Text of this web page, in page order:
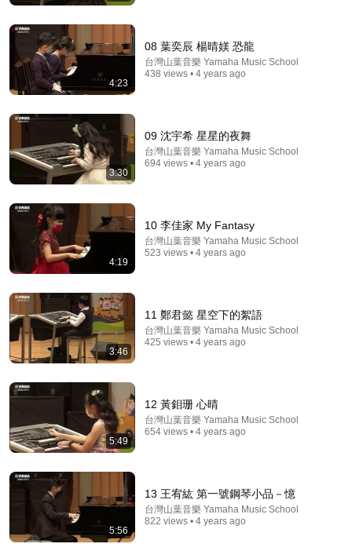
曾仕強：總是「凌晨3-5點」自然醒的人，不是失眠！
是你的「財庫」要開了，很多人還在抱怨！#曾仕強#
國學經典#國學智慧#曾講國學
曾講國學 799K views
上了年紀，要懂得富養自己，這5件奢侈品一定要有，
看看你有幾個？【暮年清歡】
暮年清歡 • 53K views
4:23
08 葉奕辰 楊晴媄 恐龍
台灣山葉音樂 Yamaha Music School
438 views • 4 years ago
3:30
09 沈宇希 星星的夜舞
台灣山葉音樂 Yamaha Music School
694 views • 4 years ago
4:19
10 李佳家 My Fantasy
台灣山葉音樂 Yamaha Music School
523 views • 4 years ago
3:46
11 鄭君懿 星空下的絮語
台灣山葉音樂 Yamaha Music School
425 views • 4 years ago
5:49
12 黃鉬珊 心晴
台灣山葉音樂 Yamaha Music School
654 views • 4 years ago
5:56
13 王宥紘 第一號鋼琴小品－憶
台灣山葉音樂 Yamaha Music School
822 views • 4 years ago